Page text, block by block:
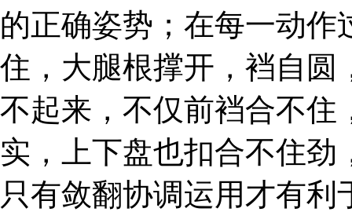
的正确姿势；在每一动
住，大腿根撑开，裆自圆
不起来，不仅前裆合不住
实，上下盘也扣合不住
只有敛翻协调运用才有